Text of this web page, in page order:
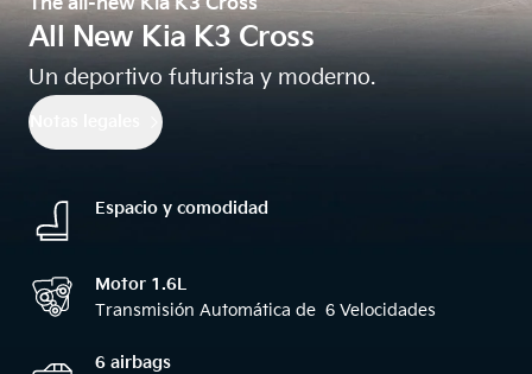
All New Kia K3 Cross
Un deportivo futurista y moderno.
Espacio y comodidad
Motor 1.6L
Transmisión Automática de ​ 6 Velocidades
6 airbags